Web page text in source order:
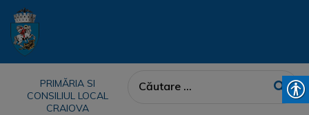
PRIMĂRIA SI
CONSILIUL LOCAL
CRAIOVA